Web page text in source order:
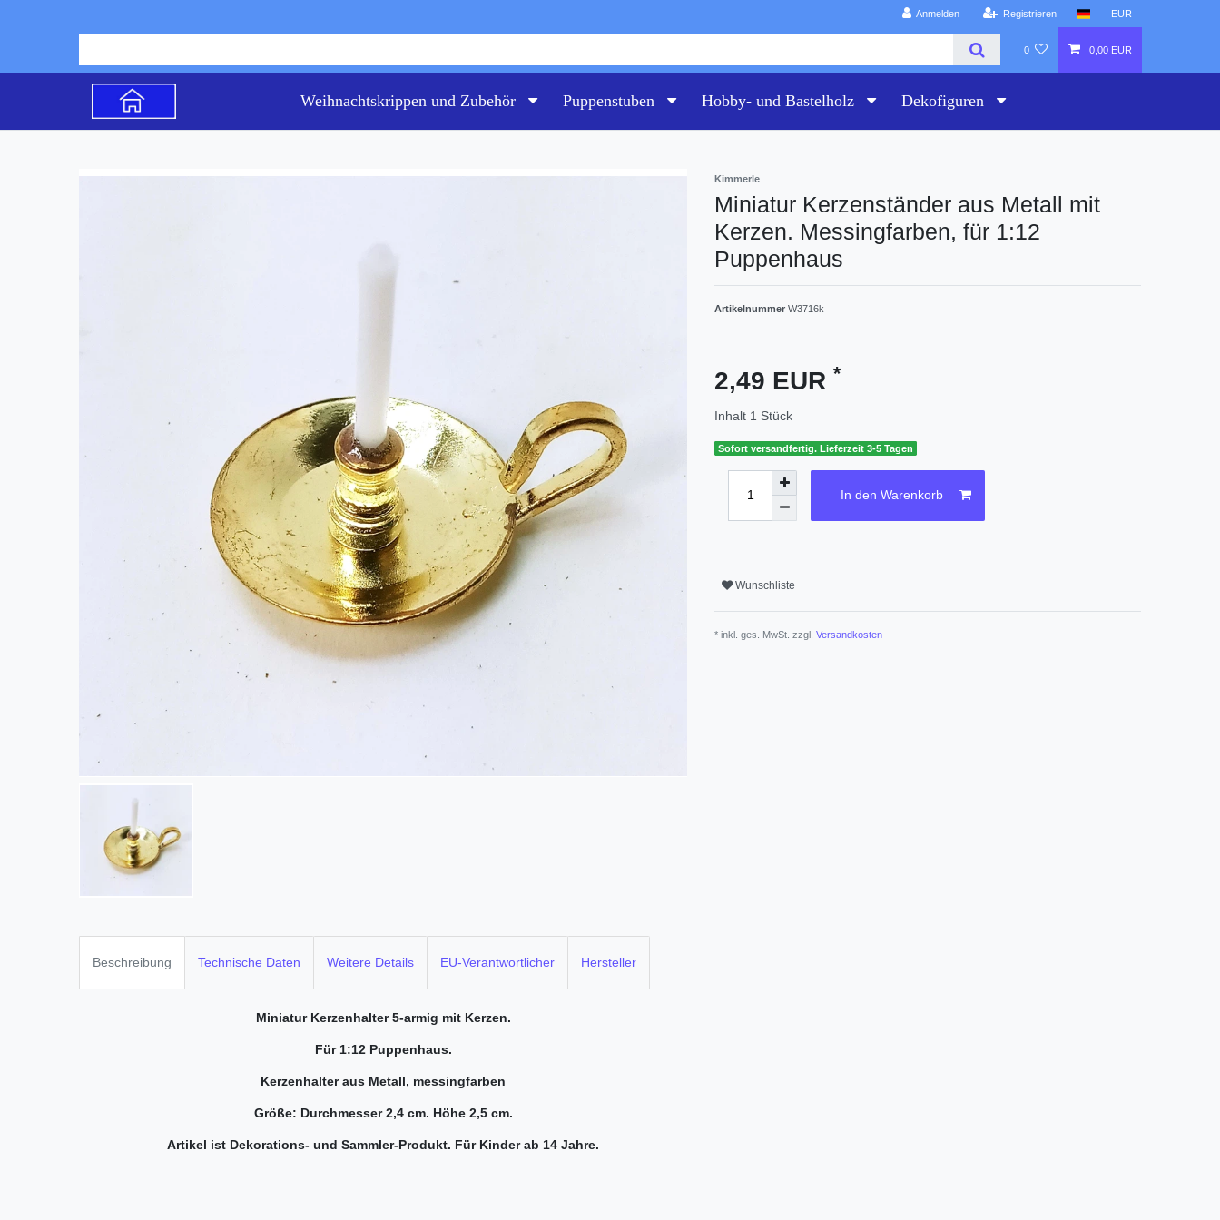
Anmelden Registrieren EUR
0 0,00 EUR
Weihnachtskrippen und Zubehör Puppenstuben Hobby- und Bastelholz Dekofiguren
Kimmerle
Miniatur Kerzenständer aus Metall mit
Kerzen. Messingfarben, für 1:12
Puppenhaus
Artikelnummer W3716k
2,49 EUR *
Inhalt 1 Stück
Sofort versandfertig. Lieferzeit 3-5 Tagen
In den Warenkorb
Wunschliste
* inkl. ges. MwSt. zzgl. Versandkosten
Beschreibung Technische Daten Weitere Details EU-Verantwortlicher Hersteller
Miniatur Kerzenhalter 5-armig mit Kerzen.
Für 1:12 Puppenhaus.
Kerzenhalter aus Metall, messingfarben
Größe: Durchmesser 2,4 cm. Höhe 2,5 cm.
Artikel ist Dekorations- und Sammler-Produkt. Für Kinder ab 14 Jahre.